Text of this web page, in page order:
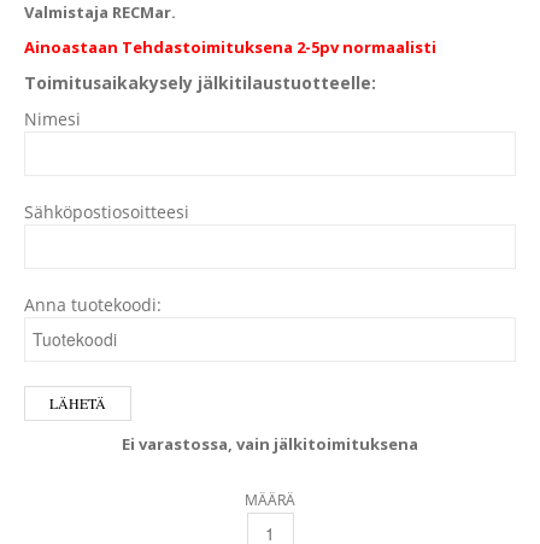
Valmistaja RECMar.
Ainoastaan Tehdastoimituksena 2-5pv normaalisti
Toimitusaikakysely jälkitilaustuotteelle:
Nimesi
Sähköpostiosoitteesi
Anna tuotekoodi:
Ei varastossa, vain jälkitoimituksena
MÄÄRÄ
STARTTIMOOTTORI VOLVO PENTA-